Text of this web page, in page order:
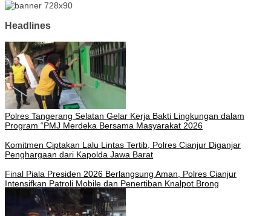
Headlines
Polres Tangerang Selatan Gelar Kerja Bakti Lingkungan dalam
Program “PMJ Merdeka Bersama Masyarakat 2026
Komitmen Ciptakan Lalu Lintas Tertib, Polres Cianjur Diganjar
Penghargaan dari Kapolda Jawa Barat
Final Piala Presiden 2026 Berlangsung Aman, Polres Cianjur
Intensifkan Patroli Mobile dan Penertiban Knalpot Brong